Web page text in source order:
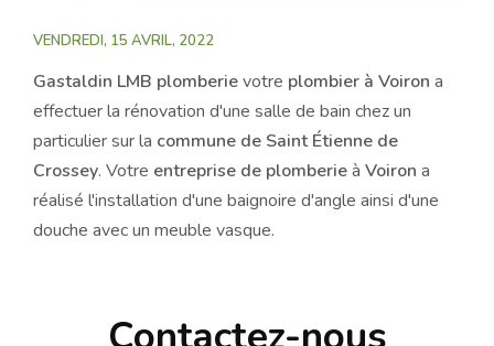
VENDREDI, 15 AVRIL, 2022
Gastaldin LMB plomberievotre plombier à Voiron a
effectuer la rénovation d'une salle de bain chez un
particulier sur la commune de Saint Étienne de
Crossey. Votre entreprise de plomberieà Voiron a
réalisé l'installation d'une baignoire d'angle ainsi d'une
douche avec un meuble vasque.